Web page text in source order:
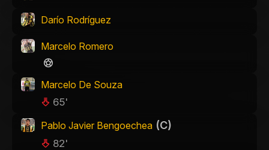
Darío Rodríguez
Marcelo Romero
Marcelo De Souza
65'
Pablo Javier Bengoechea (C)
82'